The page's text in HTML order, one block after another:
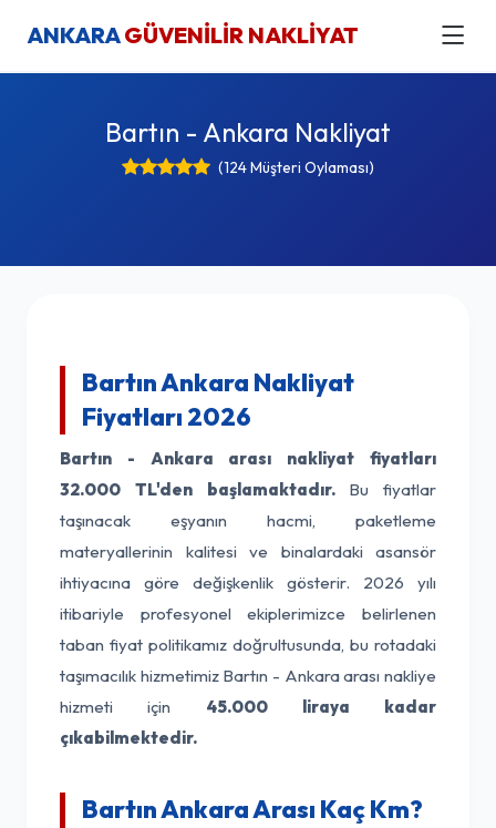
ANKARAGÜVENİLİR NAKLİYAT
Bartın - Ankara Nakliyat
(124 Müşteri Oylaması)
Bartın Ankara Nakliyat
Fiyatları 2026
Bartın - Ankara arası nakliyat fiyatları
32.000 TL'den başlamaktadır.Bu fiyatlar
taşınacak eşyanın hacmi, paketleme
materyallerinin kalitesi ve binalardaki asansör
ihtiyacına göre değişkenlik gösterir. 2026 yılı
itibariyle profesyonel ekiplerimizce belirlenen
taban fiyat politikamız doğrultusunda, bu rotadaki
taşımacılık hizmetimiz Bartın - Ankara arası nakliye
hizmeti için 45.000 liraya kadar
çıkabilmektedir.
Bartın Ankara Arası Kaç Km?